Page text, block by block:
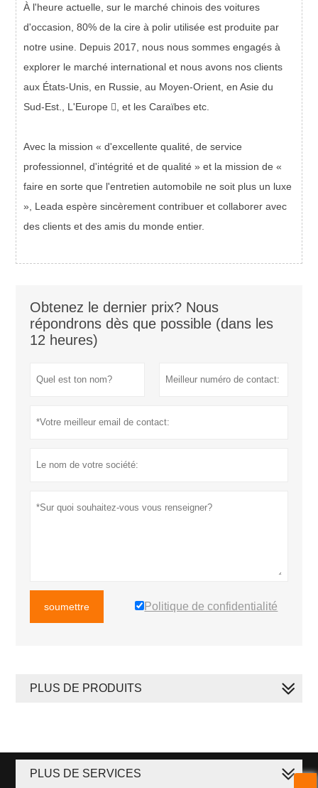
À l'heure actuelle, sur le marché chinois des voitures
d'occasion, 80% de la cire à polir utilisée est produite par
notre usine. Depuis 2017, nous nous sommes engagés à
explorer le marché international et nous avons nos clients
aux États-Unis, en Russie, au Moyen-Orient, en Asie du
Sud-Est.
, L'Europe ,et les Caraïbes etc.
Avec la mission « d'excellente qualité, de service
professionnel, d'intégrité et de qualité » et la mission de «
faire en sorte que l'entretien automobile ne soit plus un luxe
», Leada espère sincèrement contribuer et collaborer avec
des clients et des amis du monde entier.
Obtenez le dernier prix? Nous
répondrons dès que possible (dans les
12 heures)
soumettre Politique de confidentialité
PLUS DE PRODUITS
PLUS DE SERVICES